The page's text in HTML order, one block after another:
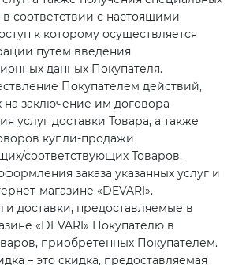
соответствии с настоящими
к которому осуществляется
путем введения
данных Покупателя.
Покупателем действий,
на заключение им договора
услуг доставки Товара, а также
купли-продажи
соответствующих Товаров,
заказа указанных услуг и
магазине «DEVARI».
доставки, предоставляемые в
«DEVARI» Покупателю в
приобретенных Покупателем.
– это скидка, предоставляемая